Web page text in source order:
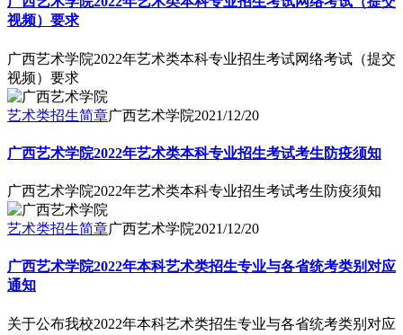
视频）要求
广西艺术学院2022年艺术类本科专业招生考试网络考试（提交
视频）要求
艺术类招生简章广西艺术学院2021/12/20
广西艺术学院2022年艺术类本科专业招生考试考生防疫须知
广西艺术学院2022年艺术类本科专业招生考试考生防疫须知
艺术类招生简章广西艺术学院2021/12/20
广西艺术学院2022年本科艺术类招生专业与各省统考类别对应
通知
关于公布我校2022年本科艺术类招生专业与各省统考类别对应